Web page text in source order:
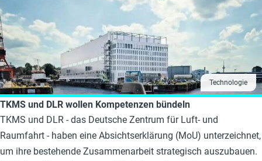
Technologie
TKMS und DLR wollen Kompetenzen bündeln
TKMS und DLR - das Deutsche Zentrum für Luft- und
Raumfahrt - haben eine Absichtserklärung (MoU) unterzeichnet,
um ihre bestehende Zusammenarbeit strategisch auszubauen.